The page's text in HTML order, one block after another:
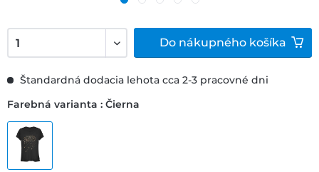
Štandardná dodacia lehota cca 2-3 pracovné dni
Farebná varianta : Čierna
Do nákupného košíka